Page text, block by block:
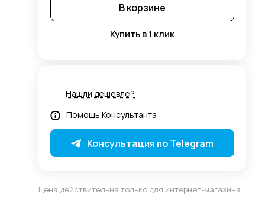
В корзине
Купить в 1 клик
Нашли дешевле?
Помощь Консультанта
Консультация по Telegram
Цена действительна только для интернет-магазина